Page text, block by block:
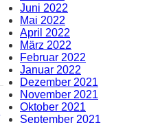
Juni 2022
Mai 2022
April 2022
März 2022
Februar 2022
Januar 2022
Dezember 2021
November 2021
Oktober 2021
September 2021